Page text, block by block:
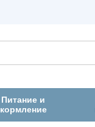
Питание и
кормление